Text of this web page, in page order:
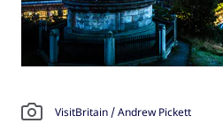
VisitBritain / Andrew Pickett